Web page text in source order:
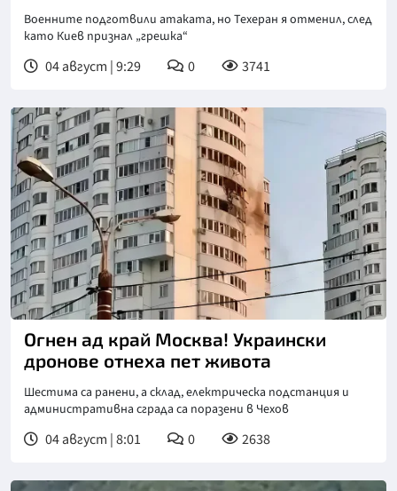
Военните подготвили атаката, но Техеран я отменил, след
като Киев признал „грешка“
04 август | 9:29 0 3741
Огнен ад край Москва! Украински
дронове отнеха пет живота
Шестима са ранени, а склад, електрическа подстанция и
административна сграда са поразени в Чехов
04 август | 8:01 0 2638